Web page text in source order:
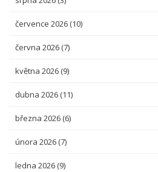
července 2026 (10)
června 2026 (7)
května 2026 (9)
dubna 2026 (11)
března 2026 (6)
února 2026 (7)
ledna 2026 (9)